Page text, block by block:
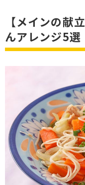
【メインの献
んアレンジ5選